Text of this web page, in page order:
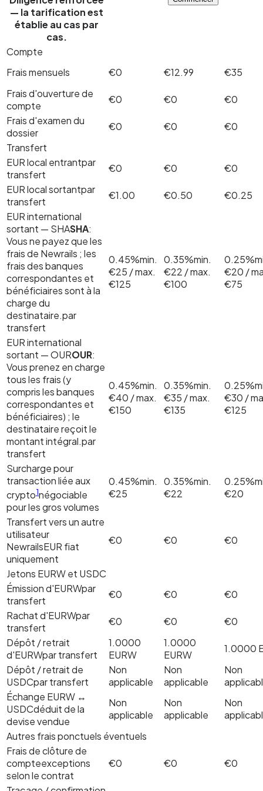
— la tarification est
établie au cas par
cas.
Compte
Frais mensuels
€0 €12.99
€35
Frais d'ouverture de
compte
€0 €0
€0
Frais d'examen du
dossier
€0 €0
€0
Transfert
EUR local entrantpar
transfert
€0 €0
€0
EUR local sortantpar
transfert
€1.00 €0.50
€0.25
EUR international
sortant — SHASHA:
Vous ne payez que les
frais de Newrails ; les
frais des banques
correspondantes et
bénéficiaires sont à la
charge du
destinataire.par
transfert
0.45%min.
€25 / max.
€125
0.35%min.
€22 / max.
€100
0.25%
€20 /
€75
EUR international
sortant —OUROUR:
Vous prenez en charge
tous les frais (y
compris les banques
correspondantes et
bénéficiaires) ; le
destinataire reçoit le
montant intégral.par
transfert
0.45%min.
€40 / max.
€150
0.35%min.
€35 / max.
€135
0.25%
€30 /
€125
Surcharge pour
transaction liée aux
crypto1négociable
pour les gros volumes
0.45%min.
€25
0.35%min.
€22
0.25%
€20
Transfert vers un autre
utilisateur
NewrailsEUR fiat
uniquement
€0 €0 €0
Jetons EURW et USDC
Émission d'EURWpar
transfert
€0 €0
€0
Rachat d'EURWpar
transfert
€0 €0
€0
Dépôt / retrait
d'EURWpar transfert
1.0000
EURW
1.0000
EURW
1.0000
Dépôt / retrait de
USDCpar transfert
Non
applicable
Non
applicable
Non
Échange EURW ↔
USDCdéduit de la
devise vendue
Non
applicable
Non
applicable
Non
Autres frais ponctuels éventuels
Frais de clôture de
compteexceptions
selon le contrat
€0 €0 €0